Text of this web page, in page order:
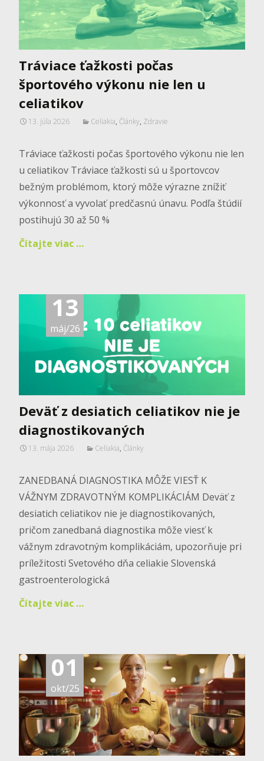
Tráviace ťažkosti počas
športového výkonu nie len u
celiatikov
13. júla 2026 Celiakia, Články, Zdravie
Tráviace ťažkosti počas športového výkonu nie len
u celiatikov Tráviace ťažkosti sú u športovcov
bežným problémom, ktorý môže výrazne znížiť
výkonnosť a vyvolať predčasnú únavu. Podľa štúdií
postihujú 30 až 50 %
Čítajte viac …
13
máj/26
Deväť z desiatich celiatikov nie je
diagnostikovaných
13. mája 2026 Celiakia, Články
ZANEDBANÁ DIAGNOSTIKA MÔŽE VIESŤ K
VÁŽNYM ZDRAVOTNÝM KOMPLIKÁCIÁM Deväť z
desiatich celiatikov nie je diagnostikovaných,
pričom zanedbaná diagnostika môže viesť k
vážnym zdravotným komplikáciám, upozorňuje pri
príležitosti Svetového dňa celiakie Slovenská
gastroenterologická
Čítajte viac …
01
okt/25